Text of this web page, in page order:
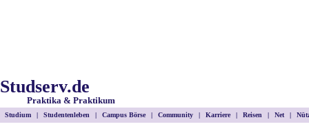
Studserv.de
Praktika & Praktikum
Studium | Studentenleben | Campus Börse | Community | Karriere | Reisen | Net |